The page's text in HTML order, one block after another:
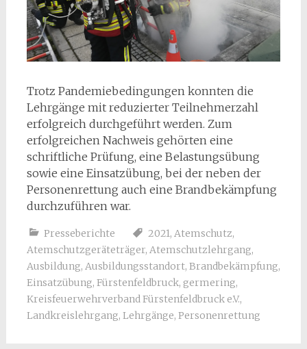
Trotz Pandemiebedingungen konnten die
Lehrgänge mit reduzierter Teilnehmerzahl
erfolgreich durchgeführt werden. Zum
erfolgreichen Nachweis gehörten eine
schriftliche Prüfung, eine Belastungsübung
sowie eine Einsatzübung, bei der neben der
Personenrettung auch eine Brandbekämpfung
durchzuführen war.
Presseberichte 2021, Atemschutz,
Atemschutzgeräteträger, Atemschutzlehrgang,
Ausbildung, Ausbildungsstandort, Brandbekämpfung,
Einsatzübung, Fürstenfeldbruck, germering,
Kreisfeuerwehrverband Fürstenfeldbruck e.V.,
Landkreislehrgang, Lehrgänge, Personenrettung